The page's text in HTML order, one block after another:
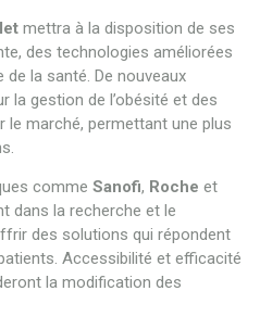
mettra à la disposition de ses
des technologies améliorées
la santé. De nouveaux
la gestion de l’obésité et des
le marché, permettant une plus
comme Sanofi, Roche et
dans la recherche et le
des solutions qui répondent
Accessibilité et efficacité
la modification des